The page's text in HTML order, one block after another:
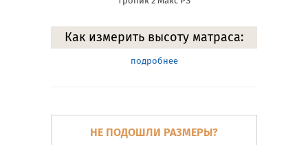
Как измерить высоту матраса:
подробнее
НЕ ПОДОШЛИ РАЗМЕРЫ?